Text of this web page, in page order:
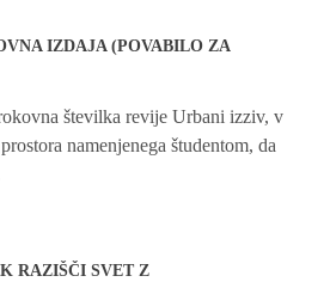
IZDAJA (POVABILO ZA
številka revije Urbani izziv, v
namenjenega študentom, da
RAZIŠČI SVET Z